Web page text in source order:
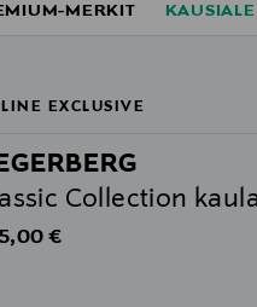
MERKIT
EXCLUSIVE
Collection
Price
€